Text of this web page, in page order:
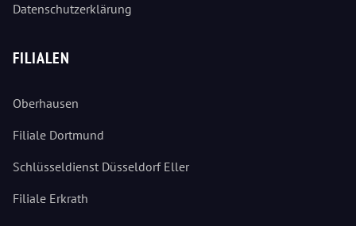
Datenschutzerklärung
FILIALEN
Oberhausen
Filiale Dortmund
Schlüsseldienst Düsseldorf Eller
Filiale Erkrath